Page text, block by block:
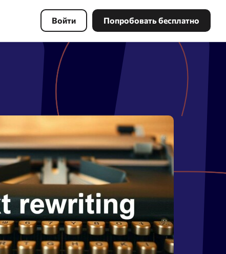
Инструменты PBN
Найдите свободный домен по
ключевым словам с хорошей
ссылочной массой и восстановите
копию сайта в несколько кликов.
Поиск в Webarchive
Массовая проверка Whois
Войти Попробовать бесплатно